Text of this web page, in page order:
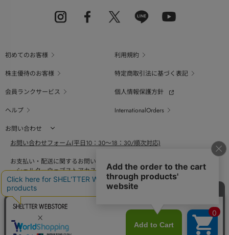
初めてのお客様
利用規約
株主優待のお客様
特定商取引法に基づく表記
会員ランクサービス
個人情報保護方針
ヘルプ
InternationalOrders
お問い合わせ
お問い合わせフォーム(平日10：30～18：30/順次対応)
お支払い・配送に関するお問い合わせ（平日10：30～18：00）
シェルターウェブストアカスタマーセンター
0800-123-6820
商品の素材、サイズ、仕様等に関するお問い合せ（平日10：30～18：00）
バロックジャパンリミテッドコールセンター
03-6730-9191